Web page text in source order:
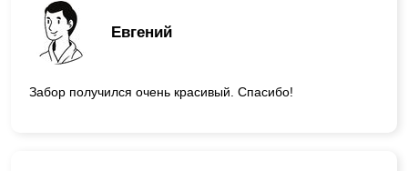
Евгений
Забор получился очень красивый. Спасибо!